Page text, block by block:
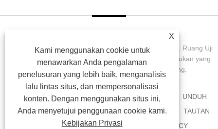
Hak Cipta © 2022 Symor Instrument Equipment Co., Ltd. Ruang Uji
Lingkungan, Kabinet Kering Elektronik, Ruang Uji Pelapukan yang
Dipercepat Semua Hak dilindungi undang-undang.
RUMAH TENTANG KAMI PRODUK BERITA
UNDUH
MENGIRIMKAN PERMINTAAN
HUBUNGI KAMI
TAUTAN
SITEMAP
RSS XML PRIVACY POLICY
X
Kami menggunakan cookie untuk
menawarkan Anda pengalaman
penelusuran yang lebih baik, menganalisis
lalu lintas situs, dan mempersonalisasi
konten. Dengan menggunakan situs ini,
Anda menyetujui penggunaan cookie kami.
Kebijakan Privasi